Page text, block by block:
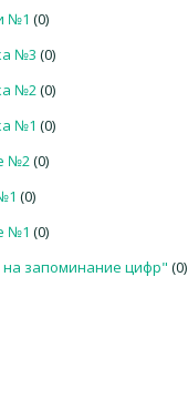
№1 (0)
№3 (0)
№2(0)
№1 (0)
№2(0)
(0)
№1 (0)
запоминание цифр" (0)